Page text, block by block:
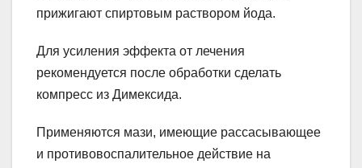
прижигают спиртовым раствором йода.
Для усиления эффекта от лечения
рекомендуется после обработки сделать
компресс из Димексида.
Применяются мази, имеющие рассасывающее
и противовоспалительное действие на